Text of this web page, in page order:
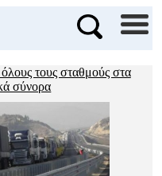
τους σταθμούς στα
σύνορα